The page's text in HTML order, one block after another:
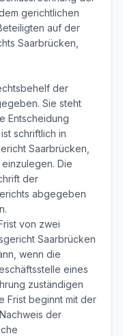
gerichtlichen
auf der
Saarbrücken,
der
Sie steht
Entscheidung
schriftlich in
Saarbrücken,
Die
der
abgegeben
von zwei
Saarbrücken
wenn die
eines
zuständigen
Frist beginnt mit der
der